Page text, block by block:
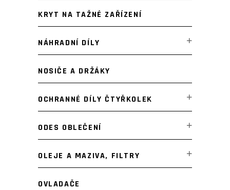
KRYT NA TAŽNÉ ZAŘÍZENÍ
NÁHRADNÍ DÍLY
NOSIČE A DRŽÁKY
OCHRANNÉ DÍLY ČTYŘKOLEK
ODES OBLEČENÍ
OLEJE A MAZIVA, FILTRY
OVLADAČE